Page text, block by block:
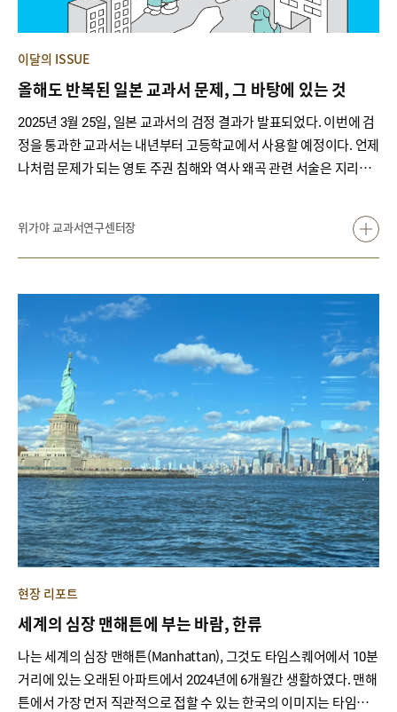
이달의 ISSUE
올해도 반복된 일본 교과서 문제, 그 바탕에 있는 것
2025년 3월 25일, 일본 교과서의 검정 결과가 발표되었다. 이번에 검
정을 통과한 교과서는 내년부터 고등학교에서 사용할 예정이다. 언제
나처럼 문제가 되는 영토 주권 침해와 역사 왜곡 관련 서술은 지리역
수 있는데, 새로 검정을 신청해 이번에 통과한 공민과의 정치·경제 교
과서 한 권에서도 한국 관련 문제 서술을 확인할 수 있다.
위가야 교과서연구센터장
현장 리포트
세계의 심장 맨해튼에 부는 바람, 한류
나는 세계의 심장 맨해튼(Manhattan), 그것도 타임스퀘어에서 10분
거리에 있는 오래된 아파트에서 2024년에 6개월간 생활하였다. 맨해
튼에서 가장 먼저 직관적으로 접할 수 있는 한국의 이미지는 타임스